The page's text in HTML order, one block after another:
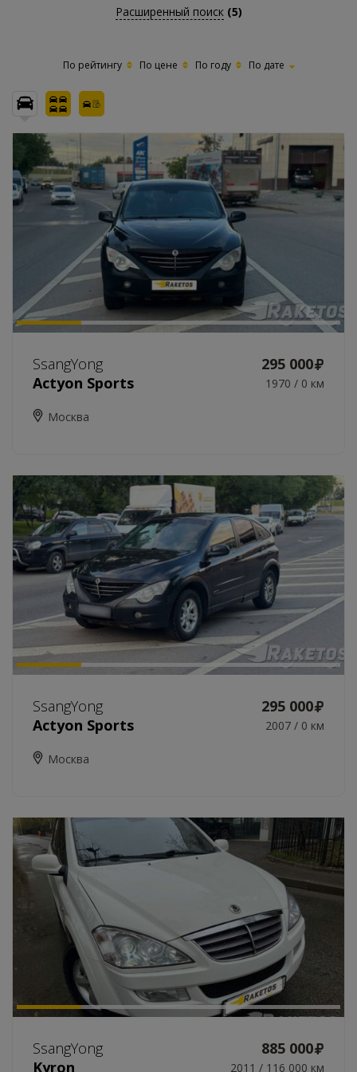
Расширенный поиск (5)
По рейтингу По цене По году По дате
SsangYong
295 000
Actyon Sports
1970 / 0 км
Москва
SsangYong
295 000
Actyon Sports
2007 / 0 км
Москва
SsangYong
885 000
Kyron
2011 / 116 000 км